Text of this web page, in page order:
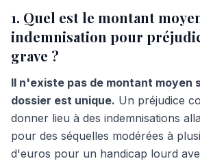
1. Quel est le montant
indemnisation pour
grave ?
Il n'existe pas de montant moyen
dossier est unique. Un préjudice
donner lieu à des indemnisations
pour des séquelles modérées à
d'euros pour un handicap lourd